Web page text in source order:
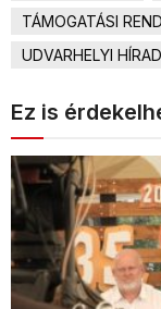
TÁMOGATÁSI
UDVARHELYI
Ez is